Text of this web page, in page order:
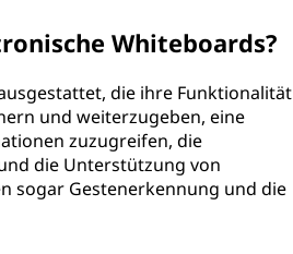
Whiteboards?
die ihre Funktionalität
und weiterzugeben, eine
zuzugreifen, die
die Unterstützung von
sogar Gestenerkennung und die